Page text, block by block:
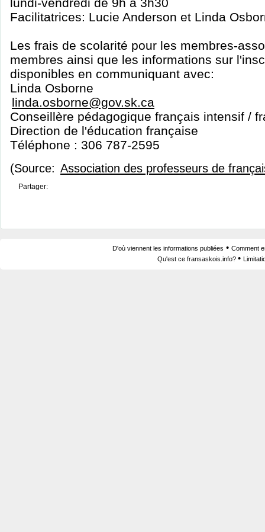
Facilitatrices: Lucie Anderson et Linda
Les frais de scolarité pour les membres-
membres ainsi que les informations sur
disponibles en communiquant avec:
Linda Osborne
linda.osborne@gov.sk.ca
Conseillère pédagogique français intensif /
Direction de l'éducation française
Téléphone : 306 787-2595
(Source: Association des professeurs de
Partager:
D'où viennent les informations publiées • Comment
Qu'est ce fransaskois.info? •